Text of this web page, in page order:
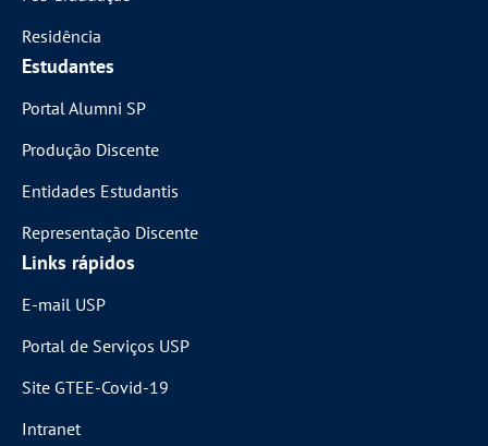
Residência
Estudantes
Portal Alumni SP
Produção Discente
Entidades Estudantis
Representação Discente
Links rápidos
E-mail USP
Portal de Serviços USP
Site GTEE-Covid-19
Intranet